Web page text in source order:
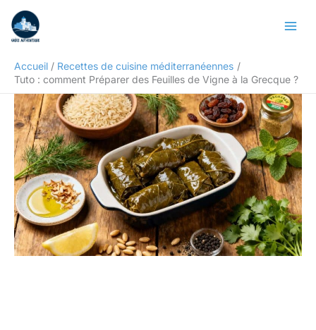
contenu
Accueil
Recettes de cuisine méditerranéennes
Tuto : comment Préparer des Feuilles de Vigne à la Grecque ?
Rechercher